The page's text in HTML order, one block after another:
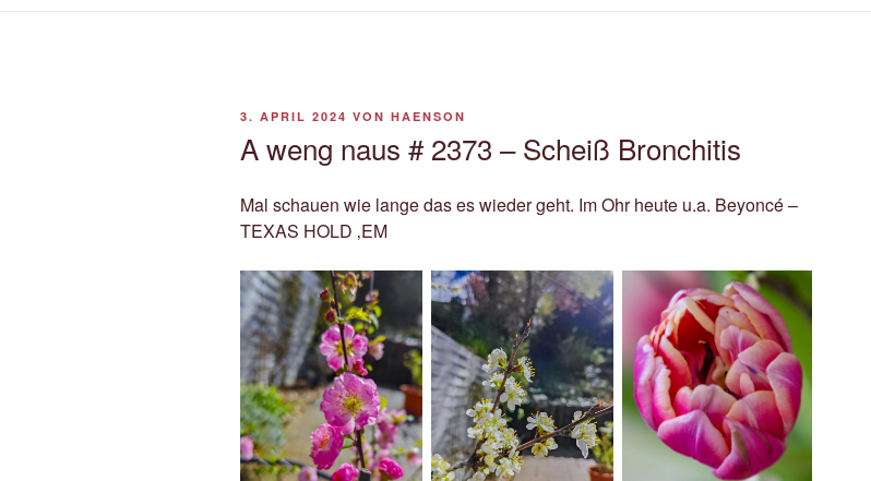
VERÖFFENTLICHT
3. APRIL 2024 VON HAENSON
A weng naus # 2373 – Scheiß Bronchitis
Mal schauen wie lange das es wieder geht. Im Ohr heute u.a. Beyoncé –
TEXAS HOLD ‚EM